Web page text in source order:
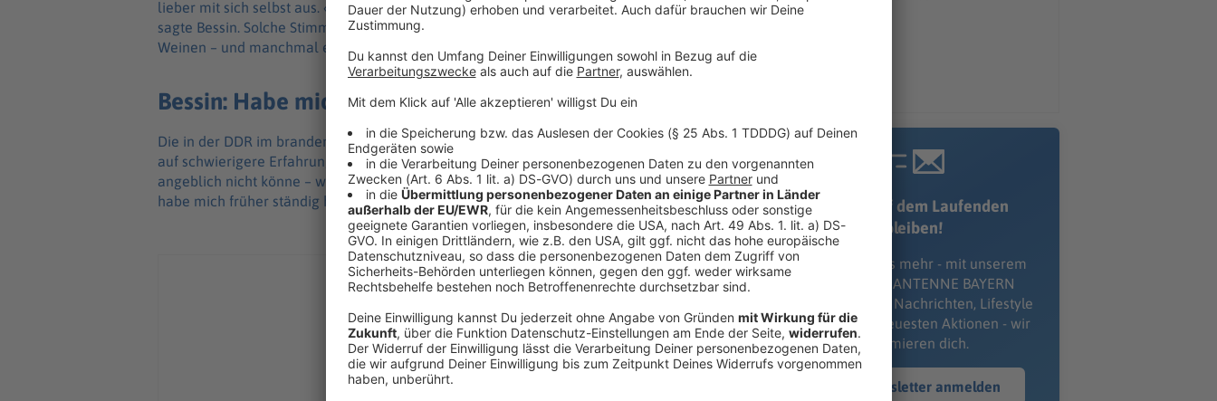
lieber mit sich selbst aus. «Ich möchte meine schlechten Gefühle nicht anderen aufladen»,
sagte Bessin. Solche Stimmungen kämen und gingen wieder. Was dagegen helfe? «Schlafen,
Weinen – und manchmal einfach ein leckeres Eis oder ein Stück Karottenkuchen.»
Bessin: Habe mich früher ständig hinterfragt
Die in der DDR im brandenburgischen Luckenwalde geborene Komikerin blickt dabei auch
auf schwierigere Erfahrungen zurück. Immer wieder hätten Menschen ihr gesagt, was sie
angeblich nicht könne – wegen ihres Dialekts, ihres Körpers oder weil sie eine Frau sei. «Ich
habe mich früher ständig hinterfragt. Wirklich ständig», sagte Bessin.
Immer auf dem Laufenden
bleiben!
Verpass' nichts mehr - mit unserem
kostenlosen ANTENNE BAYERN
Newsletter. Ob Nachrichten, Lifestyle
oder unsere neuesten Aktionen - wir
informieren dich.
Zum Newsletter anmelden